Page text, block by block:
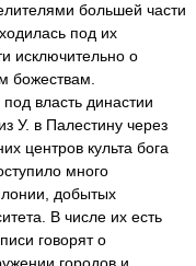
большей части
под их
исключительно о
божествам.
власть династии
У. в Палестину через
центров культа бога
много
добытых
В числе их есть
говорят о